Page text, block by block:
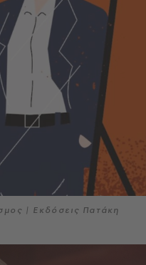
| Εκδόσεις Πατάκη